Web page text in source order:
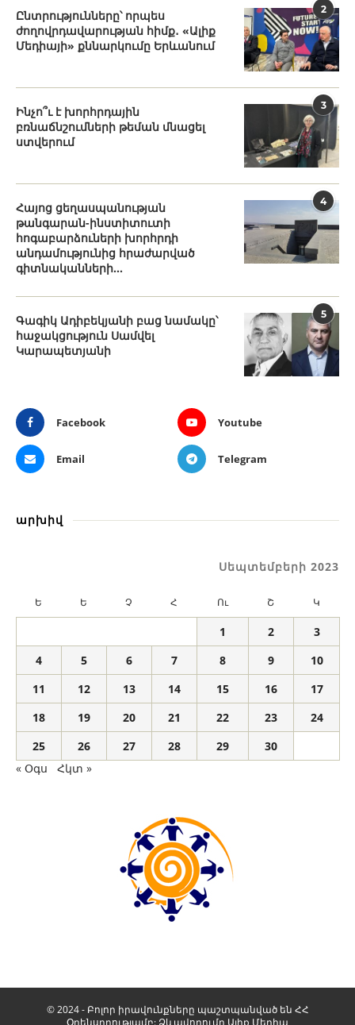
2
Ընտրությունները՝ որպես
ժողովրդավարության հիմք․ «Ալիք
Մեդիայի» քննարկումը Երևանում
3
Ինչո՞ւ է խորհրդային
բռնաճնշումների թեման մնացել
ստվերում
4
Հայոց ցեղասպանության
թանգարան-ինստիտուտի
հոգաբարձուների խորհրդի
անդամությունից հրաժարված
գիտնականների...
5
Գագիկ Ադիբեկյանի բաց նամակը՝
հաջակցություն Սամվել
Կարապետյանի
Facebook Youtube
Email Telegram
արխիվ
Սեպտեմբերի 2023
Ե Ե Չ Հ Ու Շ Կ
1 2
3
4
5 6 7 8 9
10
11
12 13 14 15 16
17
18
19 20 21 22 23
24
25
26 27 28 29
30
« Օգս
Հկտ »
© 2024 - Բոլոր իրավունքները պաշտպանված են ՀՀ